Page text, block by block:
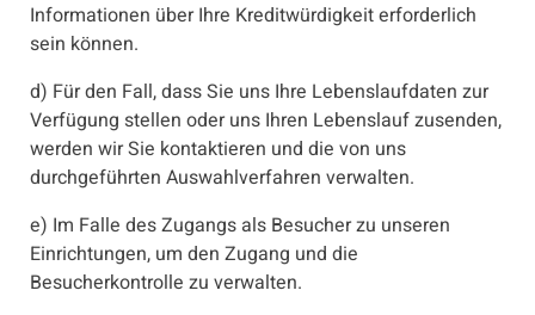
Informationen über Ihre Kreditwürdigkeit erforderlich
sein können.
d) Für den Fall, dass Sie uns Ihre Lebenslaufdaten zur
Verfügung stellen oder uns Ihren Lebenslauf zusenden,
werden wir Sie kontaktieren und die von uns
durchgeführten Auswahlverfahren verwalten.
e) Im Falle des Zugangs als Besucher zu unseren
Einrichtungen, um den Zugang und die
Besucherkontrolle zu verwalten.